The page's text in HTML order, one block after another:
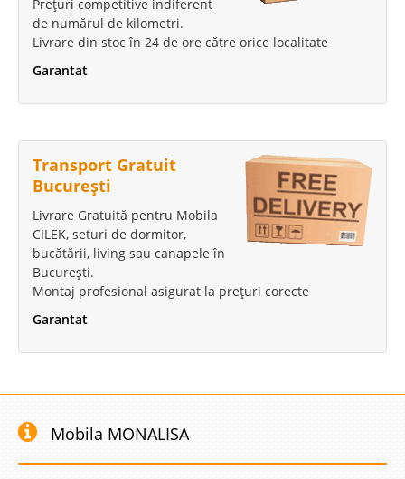
Prețuri competitive indiferent
de numărul de kilometri.
Livrare din stoc în 24 de ore către orice localitate
Garantat
Transport Gratuit
București
Livrare Gratuită pentru Mobila
CILEK, seturi de dormitor,
bucătării, living sau canapele în
București.
Montaj profesional asigurat la prețuri corecte
Garantat
Mobila MONALISA